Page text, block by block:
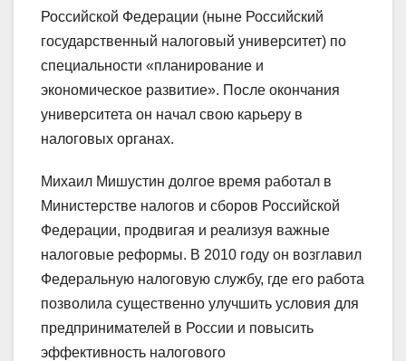
Российской Федерации (ныне Российский
государственный налоговый университет) по
специальности «планирование и
экономическое развитие». После окончания
университета он начал свою карьеру в
налоговых органах.
Михаил Мишустин долгое время работал в
Министерстве налогов и сборов Российской
Федерации, продвигая и реализуя важные
налоговые реформы. В 2010 году он возглавил
Федеральную налоговую службу, где его работа
позволила существенно улучшить условия для
предпринимателей в России и повысить
эффективность налогового